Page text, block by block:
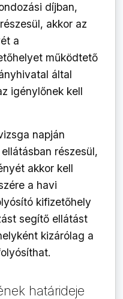
díjban,
akkor az
a
működtető
által
igénylőnek kell
napján
részesül,
akkor kell
a havi
kifizetőhely
segítő ellátást
kizárólag a
határideje